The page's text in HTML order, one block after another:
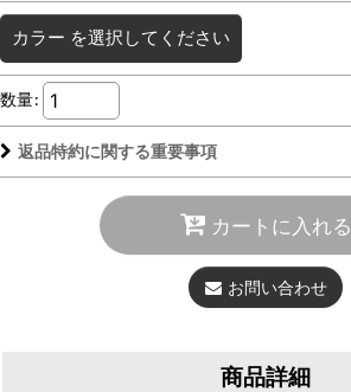
カラー を選択してください
数量:
返品特約に関する重要事項
カートに入れる
お問い合わせ
商品詳細